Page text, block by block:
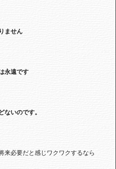
ません
永遠です
ないのです。
来必要だと感じワクワクするなら